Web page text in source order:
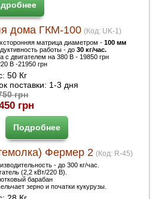
дома ГКМ-100 (Код: UK-1)
матрица диаметром -100 мм
работы - до 30 кг/час.
с двигателем на 380 В - 19850 грн
В -21950 грн
50 Кг
поставки: 1-3 дня
грн
грн
Подробнее
Фермер 2 (Код: R-45)
- до 300 кг/час.
(2,2 кВт/220 В).
барабан
зерно и початки кукурузы.